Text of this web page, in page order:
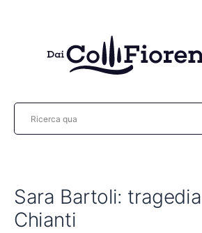
Sara Bartoli:
Chianti